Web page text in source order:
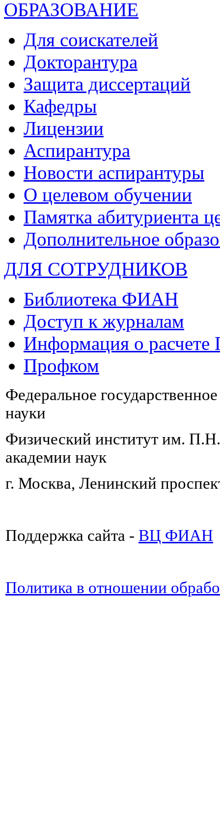
ОБРАЗОВАНИЕ
Для соискателей
Докторантура
Защита диссертаций
Кафедры
Лицензии
Аспирантура
Новости аспирантуры
О целевом обучении
Памятка абитуриента
Дополнительное
ДЛЯ СОТРУДНИКОВ
Библиотека ФИАН
Доступ к журналам
Информация о
Профком
Федеральное
науки
Физический институт им.
академии наук
г. Москва, Ленинский
Поддержка сайта - ВЦ ФИАН
Политика в отношении